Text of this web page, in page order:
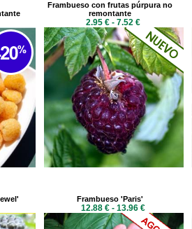
Frambueso con frutas púrpura no
remontante
2.95 € - 7.52 €
Frambueso 'Paris'
12.88 € - 13.96 €